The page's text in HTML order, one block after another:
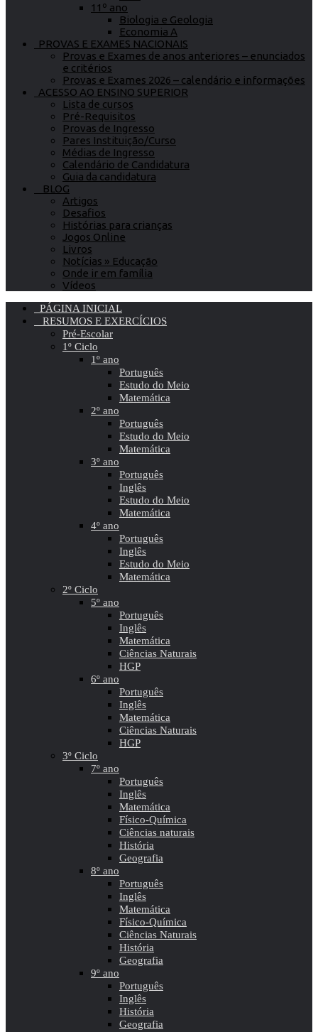
11º ano
Biologia e Geologia
Economia A
PROVAS E EXAMES NACIONAIS
Provas e Exames de anos anteriores – enunciados
e critérios
Provas e Exames 2026 – calendário e informações
ACESSO AO ENSINO SUPERIOR
Lista de cursos
Pré-Requisitos
Provas de Ingresso
Pares Instituição/Curso
Médias de Ingresso
Calendário de Candidatura
Guia da candidatura
BLOG
Artigos
Desafios
Histórias para crianças
Jogos Online
Livros
Notícias » Educação
Onde ir em família
Vídeos
PÁGINA INICIAL
RESUMOS E EXERCÍCIOS
Pré-Escolar
1º Ciclo
1º ano
Português
Estudo do Meio
Matemática
2º ano
Português
Estudo do Meio
Matemática
3º ano
Português
Inglês
Estudo do Meio
Matemática
4º ano
Português
Inglês
Estudo do Meio
Matemática
2º Ciclo
5º ano
Português
Inglês
Matemática
Ciências Naturais
HGP
6º ano
Português
Inglês
Matemática
Ciências Naturais
HGP
3º Ciclo
7º ano
Português
Inglês
Matemática
Físico-Química
Ciências naturais
História
Geografia
8º ano
Português
Inglês
Matemática
Físico-Química
Ciências Naturais
História
Geografia
9º ano
Português
Inglês
História
Geografia